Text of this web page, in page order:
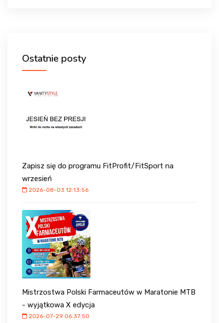
Ostatnie posty
Zapisz się do programu FitProfit/FitSport na
wrzesień
2026-08-03 12:13:56
Mistrzostwa Polski Farmaceutów w Maratonie MTB
- wyjątkowa X edycja
2026-07-29 06:37:50